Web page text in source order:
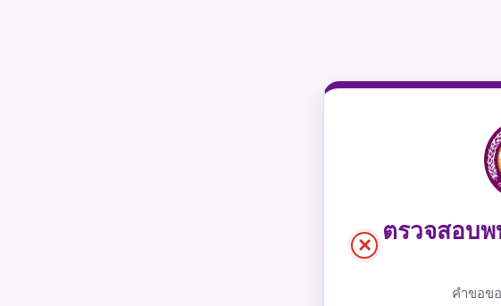
×
ตรวจสอบ
คำขอข